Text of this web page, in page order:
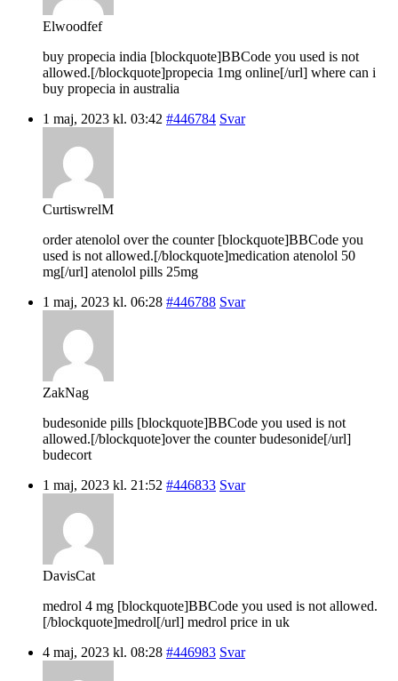
Elwoodfef
buy propecia india [blockquote]BBCode you used is not
allowed.[/blockquote]propecia 1mg online[/url] where can i
buy propecia in australia
1 maj, 2023 kl. 03:42 #446784 Svar
CurtiswrelM
order atenolol over the counter [blockquote]BBCode you
used is not allowed.[/blockquote]medication atenolol 50
mg[/url] atenolol pills 25mg
1 maj, 2023 kl. 06:28 #446788 Svar
ZakNag
budesonide pills [blockquote]BBCode you used is not
allowed.[/blockquote]over the counter budesonide[/url]
budecort
1 maj, 2023 kl. 21:52 #446833 Svar
DavisCat
medrol 4 mg [blockquote]BBCode you used is not allowed.
[/blockquote]medrol[/url] medrol price in uk
4 maj, 2023 kl. 08:28 #446983 Svar